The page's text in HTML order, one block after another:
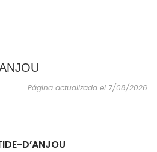
Página actualizada el 7/08/2026
D’ANJOU